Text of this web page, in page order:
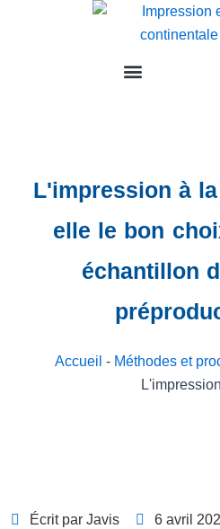
L'impression à
elle le bon
échantillon
Accueil - Méthodes et
Écrit par Javis
6 avril